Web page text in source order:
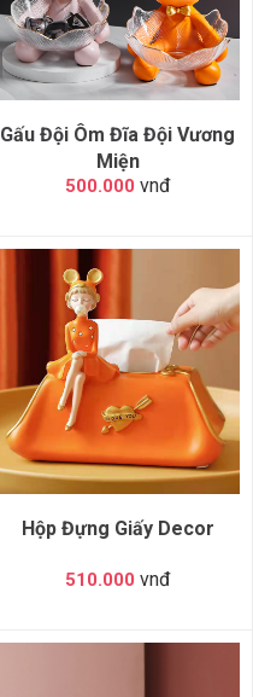
Gấu Đội Ôm Đĩa Đội Vương
Miện
500.000 vnđ
Hộp Đựng Giấy Decor
510.000 vnđ